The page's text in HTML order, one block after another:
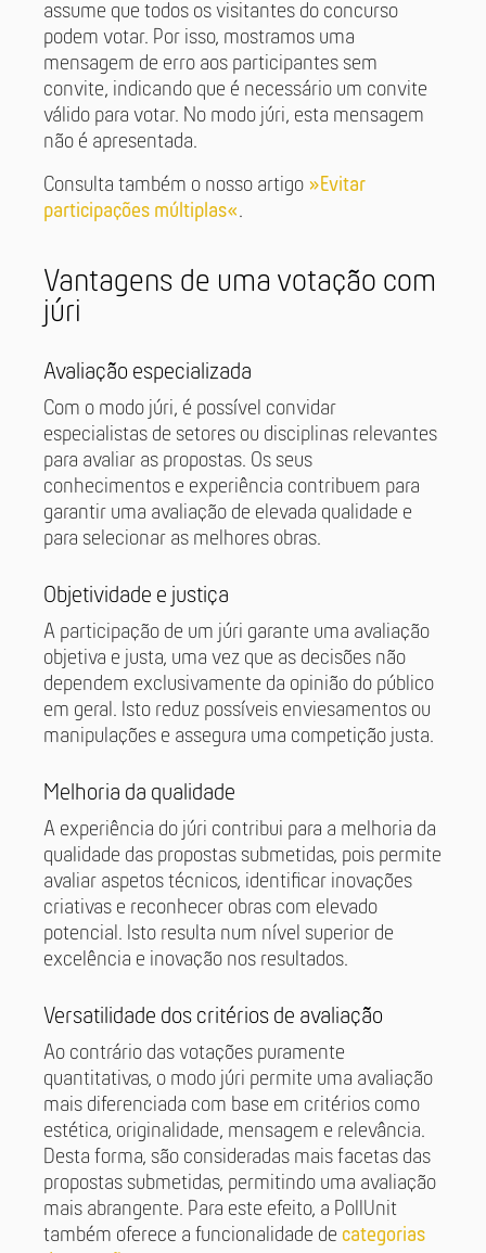
assume que todos os visitantes do concurso
podem votar. Por isso, mostramos uma
mensagem de erro aos participantes sem
convite, indicando que é necessário um convite
válido para votar. No modo júri, esta mensagem
não é apresentada.
Consulta também o nosso artigo »Evitar
participações múltiplas«.
Vantagens de uma votação com
júri
Avaliação especializada
Com o modo júri, é possível convidar
especialistas de setores ou disciplinas relevantes
para avaliar as propostas. Os seus
conhecimentos e experiência contribuem para
garantir uma avaliação de elevada qualidade e
para selecionar as melhores obras.
Objetividade e justiça
A participação de um júri garante uma avaliação
objetiva e justa, uma vez que as decisões não
dependem exclusivamente da opinião do público
em geral. Isto reduz possíveis enviesamentos ou
manipulações e assegura uma competição justa.
Melhoria da qualidade
A experiência do júri contribui para a melhoria da
qualidade das propostas submetidas, pois permite
avaliar aspetos técnicos, identificar inovações
criativas e reconhecer obras com elevado
potencial. Isto resulta num nível superior de
excelência e inovação nos resultados.
Versatilidade dos critérios de avaliação
Ao contrário das votações puramente
quantitativas, o modo júri permite uma avaliação
mais diferenciada com base em critérios como
estética, originalidade, mensagem e relevância.
Desta forma, são consideradas mais facetas das
propostas submetidas, permitindo uma avaliação
mais abrangente. Para este efeito, a PollUnit
também oferece a funcionalidade de categorias